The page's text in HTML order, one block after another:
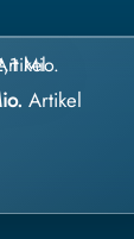
Artikel